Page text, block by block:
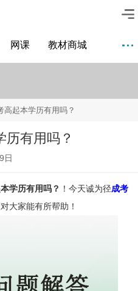
网课 教材商城
高起本学历有用吗？
历有用吗？
日
学历有用吗？ ！今天诚为径成考
大家能有所帮助！